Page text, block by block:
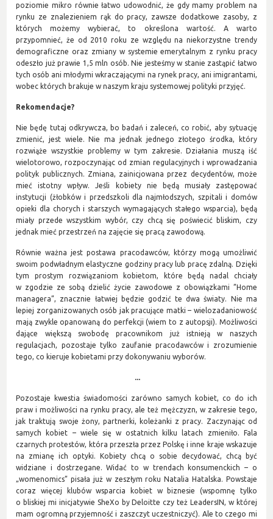
poziomie mikro równie łatwo udowodnić, że gdy mamy problem na
rynku ze znalezieniem rąk do pracy, zawsze dodatkowe zasoby, z
których możemy wybierać, to określona wartość. A warto
przypomnieć, że od 2010 roku ze względu na niekorzystne trendy
demograficzne oraz zmiany w systemie emerytalnym z rynku pracy
odeszło już prawie 1,5 mln osób. Nie jesteśmy w stanie zastąpić łatwo
tych osób ani młodymi wkraczającymi na rynek pracy, ani imigrantami,
wobec których brakuje w naszym kraju systemowej polityki przyjęć.
Rekomendacje?
Nie będę tutaj odkrywcza, bo badań i zaleceń, co robić, aby sytuację
zmienić, jest wiele. Nie ma jednak jednego złotego środka, który
rozwiąże wszystkie problemy w tym zakresie. Działania muszą iść
wielotorowo, rozpoczynając od zmian regulacyjnych i wprowadzania
polityk publicznych. Zmiana, zainicjowana przez decydentów, może
mieć istotny wpływ. Jeśli kobiety nie będą musiały zastępować
instytucji (żłobków i przedszkoli dla najmłodszych, szpitali i domów
opieki dla chorych i starszych wymagających stałego wsparcia), będą
miały przede wszystkim wybór, czy chcą się poświecić bliskim, czy
jednak mieć przestrzeń na zajęcie się pracą zawodową.
Równie ważna jest postawa pracodawców, którzy mogą umożliwić
swoim podwładnym elastyczne godziny pracy lub pracę zdalną. Dzięki
tym prostym rozwiązaniom kobietom, które będą nadal chciały
w zgodzie ze sobą dzielić życie zawodowe z obowiązkami ”Home
managera”, znacznie łatwiej będzie godzić te dwa światy. Nie ma
lepiej zorganizowanych osób jak pracujące matki – wielozadaniowość
mają zwykle opanowaną do perfekcji (wiem to z autopsji). Możliwości
dające większą swobodę pracownikom już istnieją w naszych
regulacjach, pozostaje tylko zaufanie pracodawców i zrozumienie
tego, co kieruje kobietami przy dokonywaniu wyborów.
...
Pozostaje kwestia świadomości zarówno samych kobiet, co do ich
praw i możliwości na rynku pracy, ale też mężczyzn, w zakresie tego,
jak traktują swoje żony, partnerki, koleżanki z pracy. Zaczynając od
samych kobiet – wiele się w ostatnich kilku latach zmieniło. Fala
czarnych protestów, która przeszła przez Polskę i inne kraje wskazuje
na zmianę ich optyki. Kobiety chcą o sobie decydować, chcą być
widziane i dostrzegane. Widać to w trendach konsumenckich – o
„womenomics” pisała już w zeszłym roku Natalia Hatalska. Powstaje
coraz więcej klubów wsparcia kobiet w biznesie (wspomnę tylko
o bliskiej mi inicjatywie SheXo by Deloitte czy też LeadersIN, w której
mam ogromną przyjemność i zaszczyt uczestniczyć). Ale to czego mi